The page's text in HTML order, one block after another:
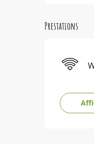
Prestations